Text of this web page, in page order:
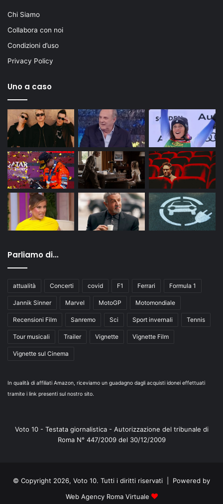
Chi Siamo
Collabora con noi
Condizioni d’uso
Privacy Policy
Uno a caso
Parliamo di…
attualità Concerti covid F1 Ferrari Formula 1
Jannik Sinner Marvel MotoGP Motomondiale
Recensioni Film Sanremo Sci Sport invernali Tennis
Tour musicali Trailer Vignette Vignette Film
Vignette sul Cinema
In qualità di affiliati Amazon, riceviamo un guadagno dagli acquisti idonei effettuati
tramite i link presenti sul nostro sito.
Voto 10 - Testata giornalistica - Autorizzazione del tribunale di
Roma N° 447/2009 del 30/12/2009
© Copyright 2026, Voto 10. Tutti i diritti riservati | Powered by
Web Agency Roma Virtuale